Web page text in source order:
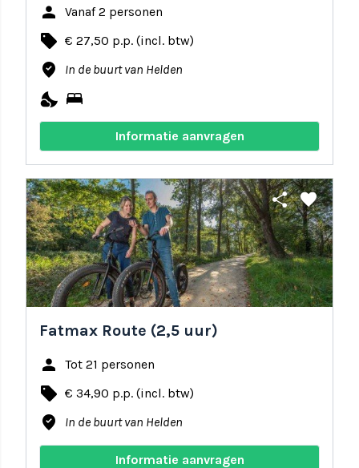
person Vanaf 2 personen
local_offer € 27,50 p.p. (incl. btw)
where_to_vote In de buurt van Helden
nights_stay bed
Informatie aanvragen
share favorite
Fatmax Route (2,5 uur)
person Tot 21 personen
local_offer € 34,90 p.p. (incl. btw)
where_to_vote In de buurt van Helden
Informatie aanvragen